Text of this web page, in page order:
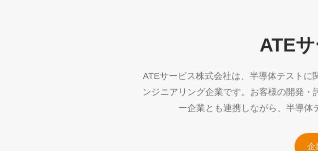
ATE
ATEサービス株式会社は、半導体テスト
ンジニアリング企業です。お客様の開発
ー企業とも連携しながら、半導体
企